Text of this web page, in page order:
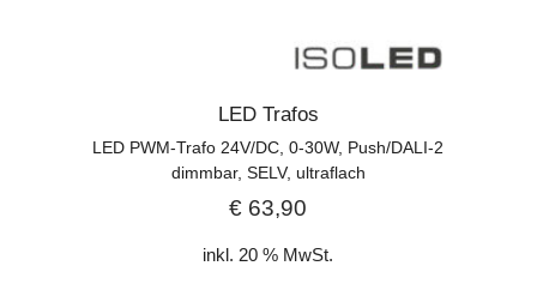
LED Trafos
LED PWM-Trafo 24V/DC, 0-30W, Push/DALI-2
dimmbar, SELV, ultraflach
€ 63,90
inkl. 20 % MwSt.